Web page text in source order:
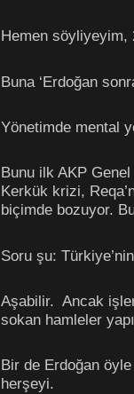
Hemen
Buna ‘Erdoğan
Yönetimde mental
Bunu ilk AKP
Kerkük krizi,
biçimde bozuyor.
Soru şu:
Aşabilir. Ancak
sokan hamleler
Bir de Erdoğan
herşeyi.